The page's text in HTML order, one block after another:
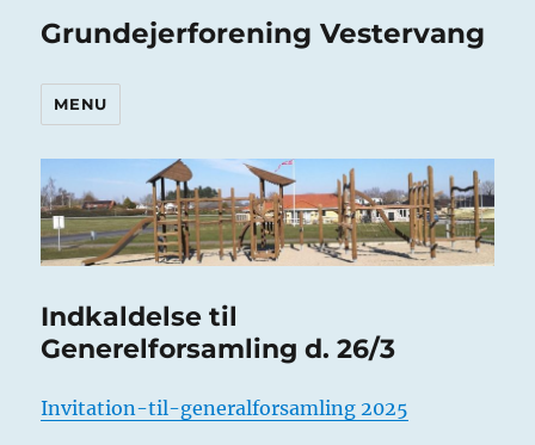
Grundejerforening Vestervang
MENU
Indkaldelse til
Generelforsamling d. 26/3
Invitation-til-generalforsamling 2025